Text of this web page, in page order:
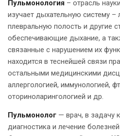
Пульмонология – отрасль
изучает дыхательную систему –
плевральную полость и другие
обеспечивающие дыхание, а
связанные с нарушением их
находится в теснейшей связи
остальными медицинскими
аллергологией, иммунологией,
оториноларингологией и др.
Пульмонолог — врач, в задачу
диагностика и лечение